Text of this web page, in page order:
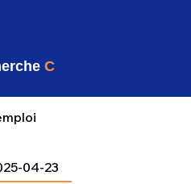
04-23
C